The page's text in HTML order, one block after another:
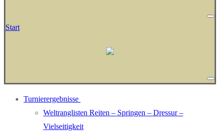
Start
Turnierergebnisse
Weltranglisten Reiten – Springen – Dressur –
Vielseitigkeit